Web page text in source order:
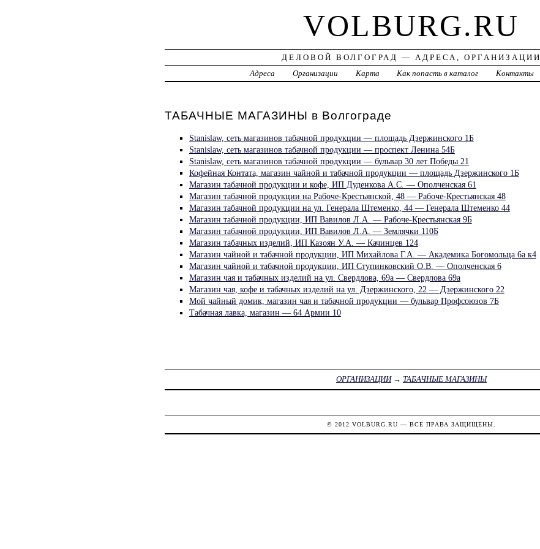
VOLBURG.RU
ДЕЛОВОЙ ВОЛГОГРАД — АДРЕСА, ОРГАНИЗАЦИИ
Адреса
Организации Карта Как попасть в каталог Контакты
ТАБАЧНЫЕ МАГАЗИНЫ в Волгограде
Stanislaw, сеть магазинов табачной продукции — площадь Дзержинского 1Б
Stanislaw, сеть магазинов табачной продукции — проспект Ленина 54Б
Stanislaw, сеть магазинов табачной продукции — бульвар 30 лет Победы 21
Кофейная Контата, магазин чайной и табачной продукции — площадь Дзержинского 1Б
Магазин табачной продукции и кофе, ИП Дуденкова А.С. — Ополченская 61
Магазин табачной продукции на Рабоче-Крестьянской, 48 — Рабоче-Крестьянская 48
Магазин табачной продукции на ул. Генерала Штеменко, 44 — Генерала Штеменко 44
Магазин табачной продукции, ИП Вавилов Л.А. — Рабоче-Крестьянская 9Б
Магазин табачной продукции, ИП Вавилов Л.А. — Землячки 110Б
Магазин табачных изделий, ИП Казоян У.А. — Качинцев 124
Магазин чайной и табачной продукции, ИП Михайлова Г.А. — Академика Богомольца 6а к4
Магазин чайной и табачной продукции, ИП Ступинковский О.В. — Ополченская 6
Магазин чая и табачных изделий на ул. Свердлова, 69а — Свердлова 69а
Магазин чая, кофе и табачных изделий на ул. Дзержинского, 22 — Дзержинского 22
Мой чайный домик, магазин чая и табачной продукции — бульвар Профсоюзов 7Б
Табачная лавка, магазин — 64 Армии 10
ОРГАНИЗАЦИИ→ ТАБАЧНЫЕ МАГАЗИНЫ
© 2012 VOLBURG.RU — ВСЕ ПРАВА ЗАЩИЩЕНЫ.